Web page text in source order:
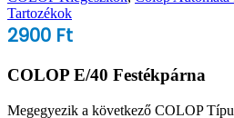
Tartozékok
2900 Ft
COLOP E/40 Festékpárna
Megegyezik a következő COLOP